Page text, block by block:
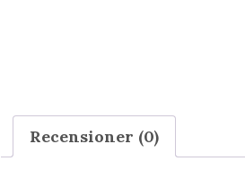
Recensioner (0)